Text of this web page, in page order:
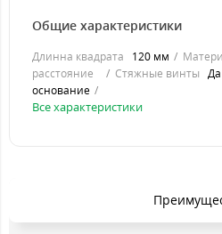
Общие характеристики
Длинна квадрата 120 мм
расстояние
Стяжные винты Да
основание
Все характеристики